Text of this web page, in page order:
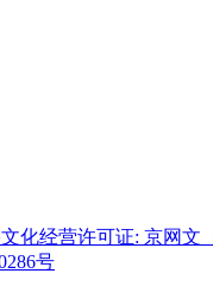
化经营许可证: 京网文
号